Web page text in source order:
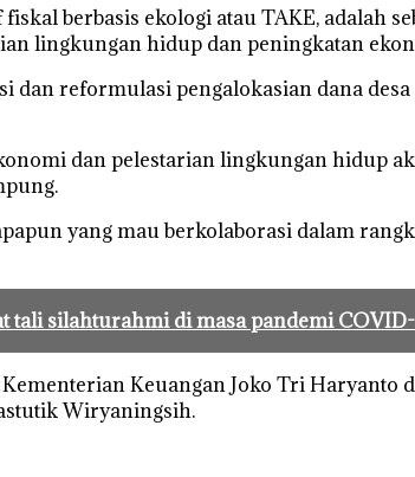
berbasis ekologi atau TAKE, adalah
lingkungan hidup dan peningkatan
dan reformulasi pengalokasian dana
dan pelestarian lingkungan hidup
yang mau berkolaborasi dalam
tali silahturahmi di masa pandemi
Keuangan Joko Tri Haryanto
Wiryaningsih.